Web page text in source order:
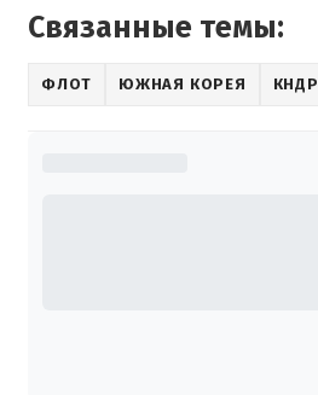
Связанные темы:
ФЛОТ ЮЖНАЯ КОРЕЯ КНДР